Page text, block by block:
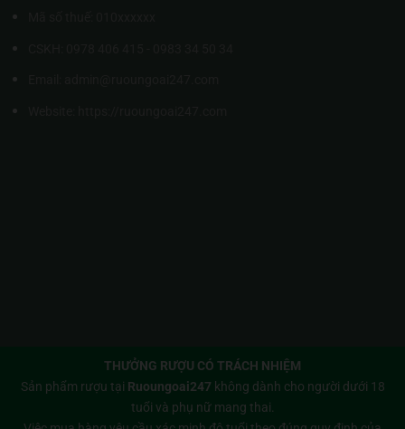
THƯỞNG RƯỢU CÓ TRÁCH NHIỆM
Sản phẩm rượu tại Ruoungoai247 không dành cho người dưới 18
tuổi và phụ nữ mang thai.